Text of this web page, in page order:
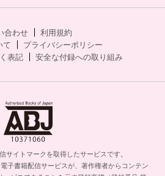
合わせ
利用規約
て
プライバシーポリシー
表記
安全な付録への取り組み
サイトマークを取得したサービスです。
子書籍配信サービスが、著作権者からコンテン